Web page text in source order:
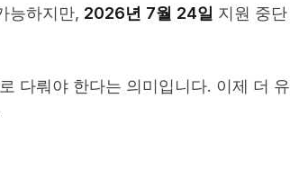
능하지만, 2026년 7월 24일 지원 중단
다뤄야 한다는 의미입니다. 이제 더 유